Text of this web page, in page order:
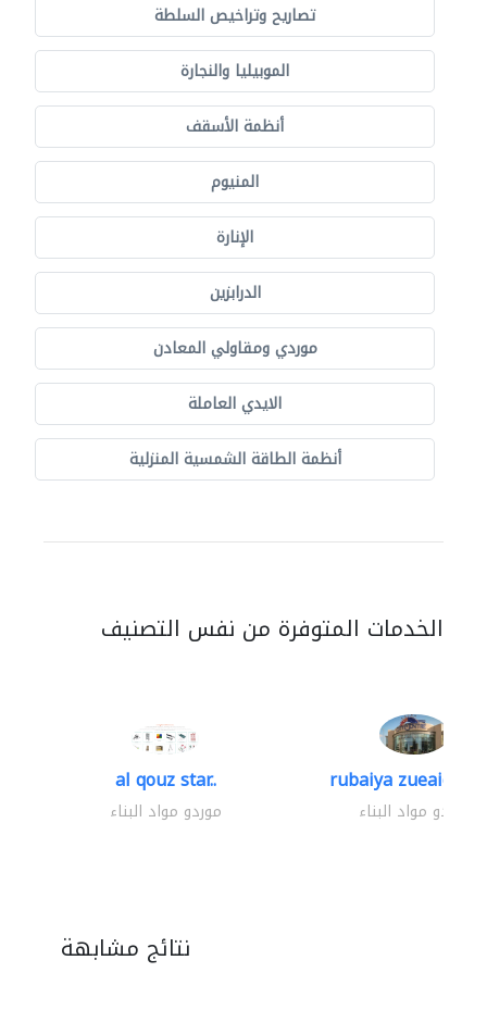
تصاريح وتراخيص السلطة
الموبيليا والنجارة
أنظمة الأسقف
المنيوم
الإنارة
الدرابزين
موردي ومقاولي المعادن
الايدي العاملة
أنظمة الطاقة الشمسية المنزلية
الخدمات المتوفرة من نفس التصنيف
al qouz star..
موردو مواد البناء
rubaiya zueaid
موردو مواد البناء
نتائج مشابهة